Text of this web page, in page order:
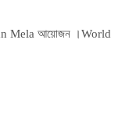
Mela আয়োজন ।World